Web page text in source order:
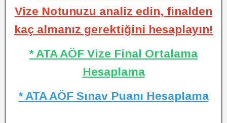
Vize Notunuzu analiz edin, finalden
kaç almanız gerektiğini hesaplayın!
* ATA AÖF Vize Final Ortalama
Hesaplama
* ATA AÖF Sınav Puanı Hesaplama